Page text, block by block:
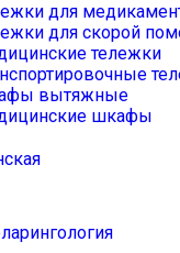
для
для скорой
тележки
вытяжные
шкафы